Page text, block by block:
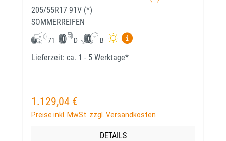
205/55R17 91V (*)
SOMMERREIFEN
71 D B
Mehr Informationen zum
Lieferzeit: ca. 1 - 5 Werktage*
Regulärer Preis:
1.129,04 €
Preise inkl. MwSt. zzgl. Versandkosten
DETAILS